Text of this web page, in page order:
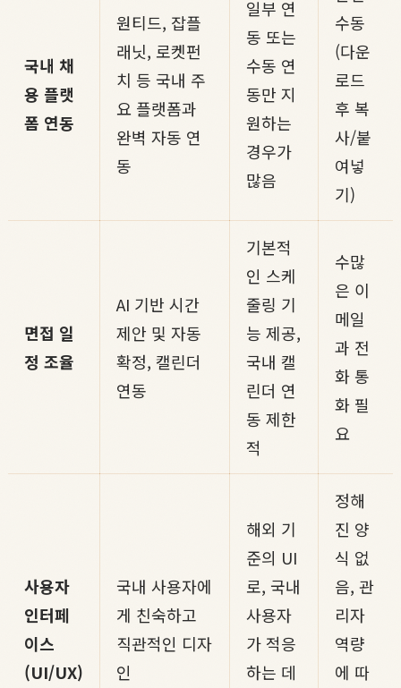
국내 채
용 플랫
폼 연동
원티드, 잡플
래닛, 로켓펀
치 등 국내 주
요 플랫폼과
완벽 자동 연
동
일부 연
동 또는
수동 연
동만 지
원하는
경우가
많음
수동
(다운
로드
후 복
사/붙
여넣
기)
면접 일
정 조율
AI 기반 시간
제안 및 자동
확정, 캘린더
연동
기본적
인 스케
줄링 기
능 제공,
국내 캘
린더 연
동 제한
적
수많
은 이
메일
과 전
화 통
화 필
요
사용자
인터페
이스
(UI/UX)
국내 사용자에
게 친숙하고
직관적인 디자
인
해외 기
준의 UI
로, 국내
사용자
가 적응
하는 데
정해
진 양
식 없
음, 관
리자
역량
에 따